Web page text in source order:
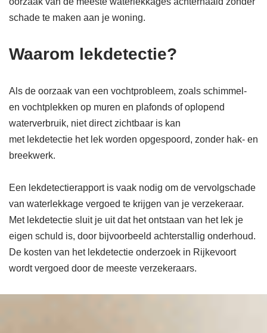
schade te maken aan je woning.
Waarom lekdetectie?
Als de oorzaak van een vochtprobleem, zoals schimmel-
en vochtplekken op muren en plafonds of oplopend
waterverbruik, niet direct zichtbaar is kan
met lekdetectie het lek worden opgespoord, zonder hak- en
breekwerk.
Een lekdetectierapport is vaak nodig om de vervolgschade
van waterlekkage vergoed te krijgen van je verzekeraar.
Met lekdetectie sluit je uit dat het ontstaan van het lek je
eigen schuld is, door bijvoorbeeld achterstallig onderhoud.
De kosten van het lekdetectie onderzoek in Rijkevoort
wordt vergoed door de meeste verzekeraars.